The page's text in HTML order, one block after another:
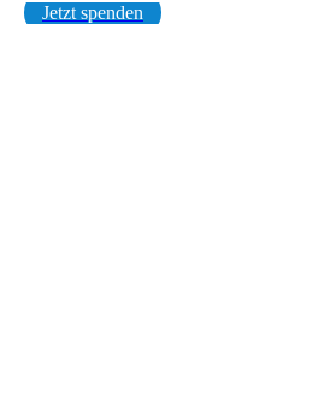
Jetzt spenden